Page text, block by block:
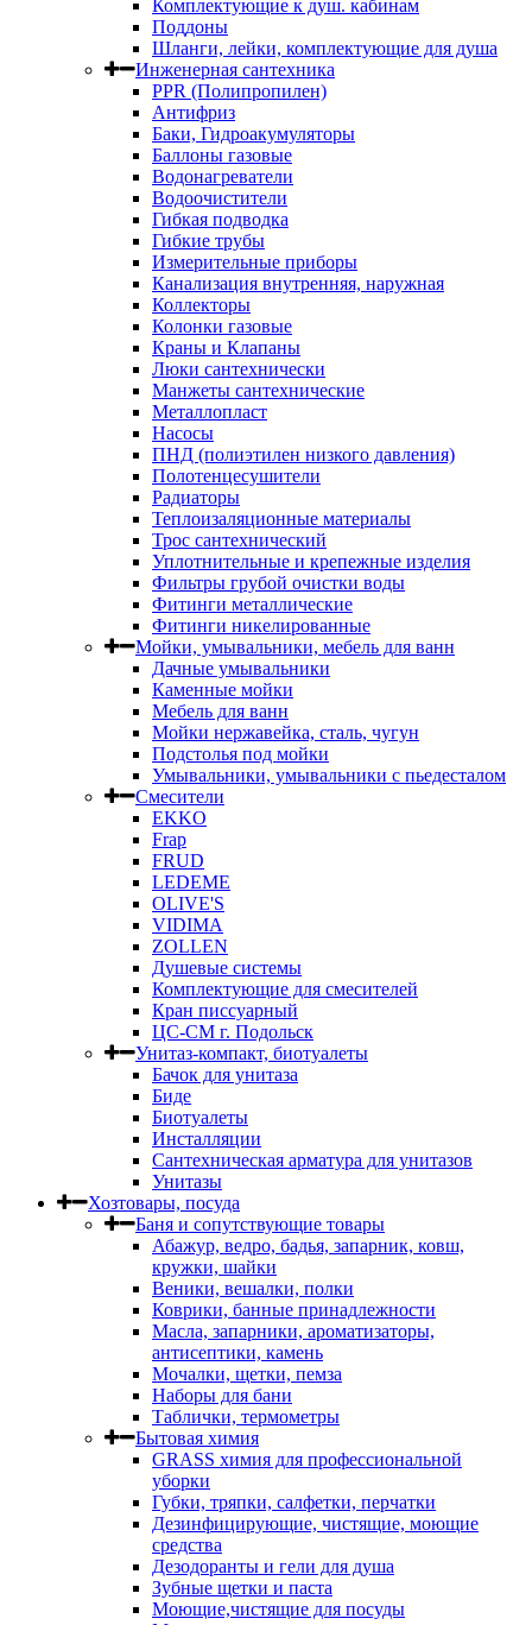
Комплектующие к душ. кабинам
Поддоны
Шланги, лейки, комплектующие для душа
Инженерная сантехника
PPR (Полипропилен)
Антифриз
Баки, Гидроакумуляторы
Баллоны газовые
Водонагреватели
Водоочистители
Гибкая подводка
Гибкие трубы
Измерительные приборы
Канализация внутренняя, наружная
Коллекторы
Колонки газовые
Краны и Клапаны
Люки сантехнически
Манжеты сантехнические
Металлопласт
Насосы
ПНД (полиэтилен низкого давления)
Полотенцесушители
Радиаторы
Теплоизаляционные материалы
Трос сантехнический
Уплотнительные и крепежные изделия
Фильтры грубой очистки воды
Фитинги металлические
Фитинги никелированные
Мойки, умывальники, мебель для ванн
Дачные умывальники
Каменные мойки
Мебель для ванн
Мойки нержавейка, сталь, чугун
Подстолья под мойки
Умывальники, умывальники с пьедесталом
Смесители
EKKO
Frap
FRUD
LEDEME
OLIVE'S
VIDIMA
ZOLLEN
Душевые системы
Комплектующие для смесителей
Кран писсуарный
ЦС-СМ г. Подольск
Унитаз-компакт, биотуалеты
Бачок для унитаза
Биде
Биотуалеты
Инсталляции
Сантехническая арматура для унитазов
Унитазы
Хозтовары, посуда
Баня и сопутствующие товары
Абажур, ведро, бадья, запарник, ковш,
кружки, шайки
Веники, вешалки, полки
Коврики, банные принадлежности
Масла, запарники, ароматизаторы,
антисептики, камень
Мочалки, щетки, пемза
Наборы для бани
Таблички, термометры
Бытовая химия
GRASS химия для профессиональной
уборки
Губки, тряпки, салфетки, перчатки
Дезинфицирующие, чистящие, моющие
средства
Дезодоранты и гели для душа
Зубные щетки и паста
Моющие,чистящие для посуды